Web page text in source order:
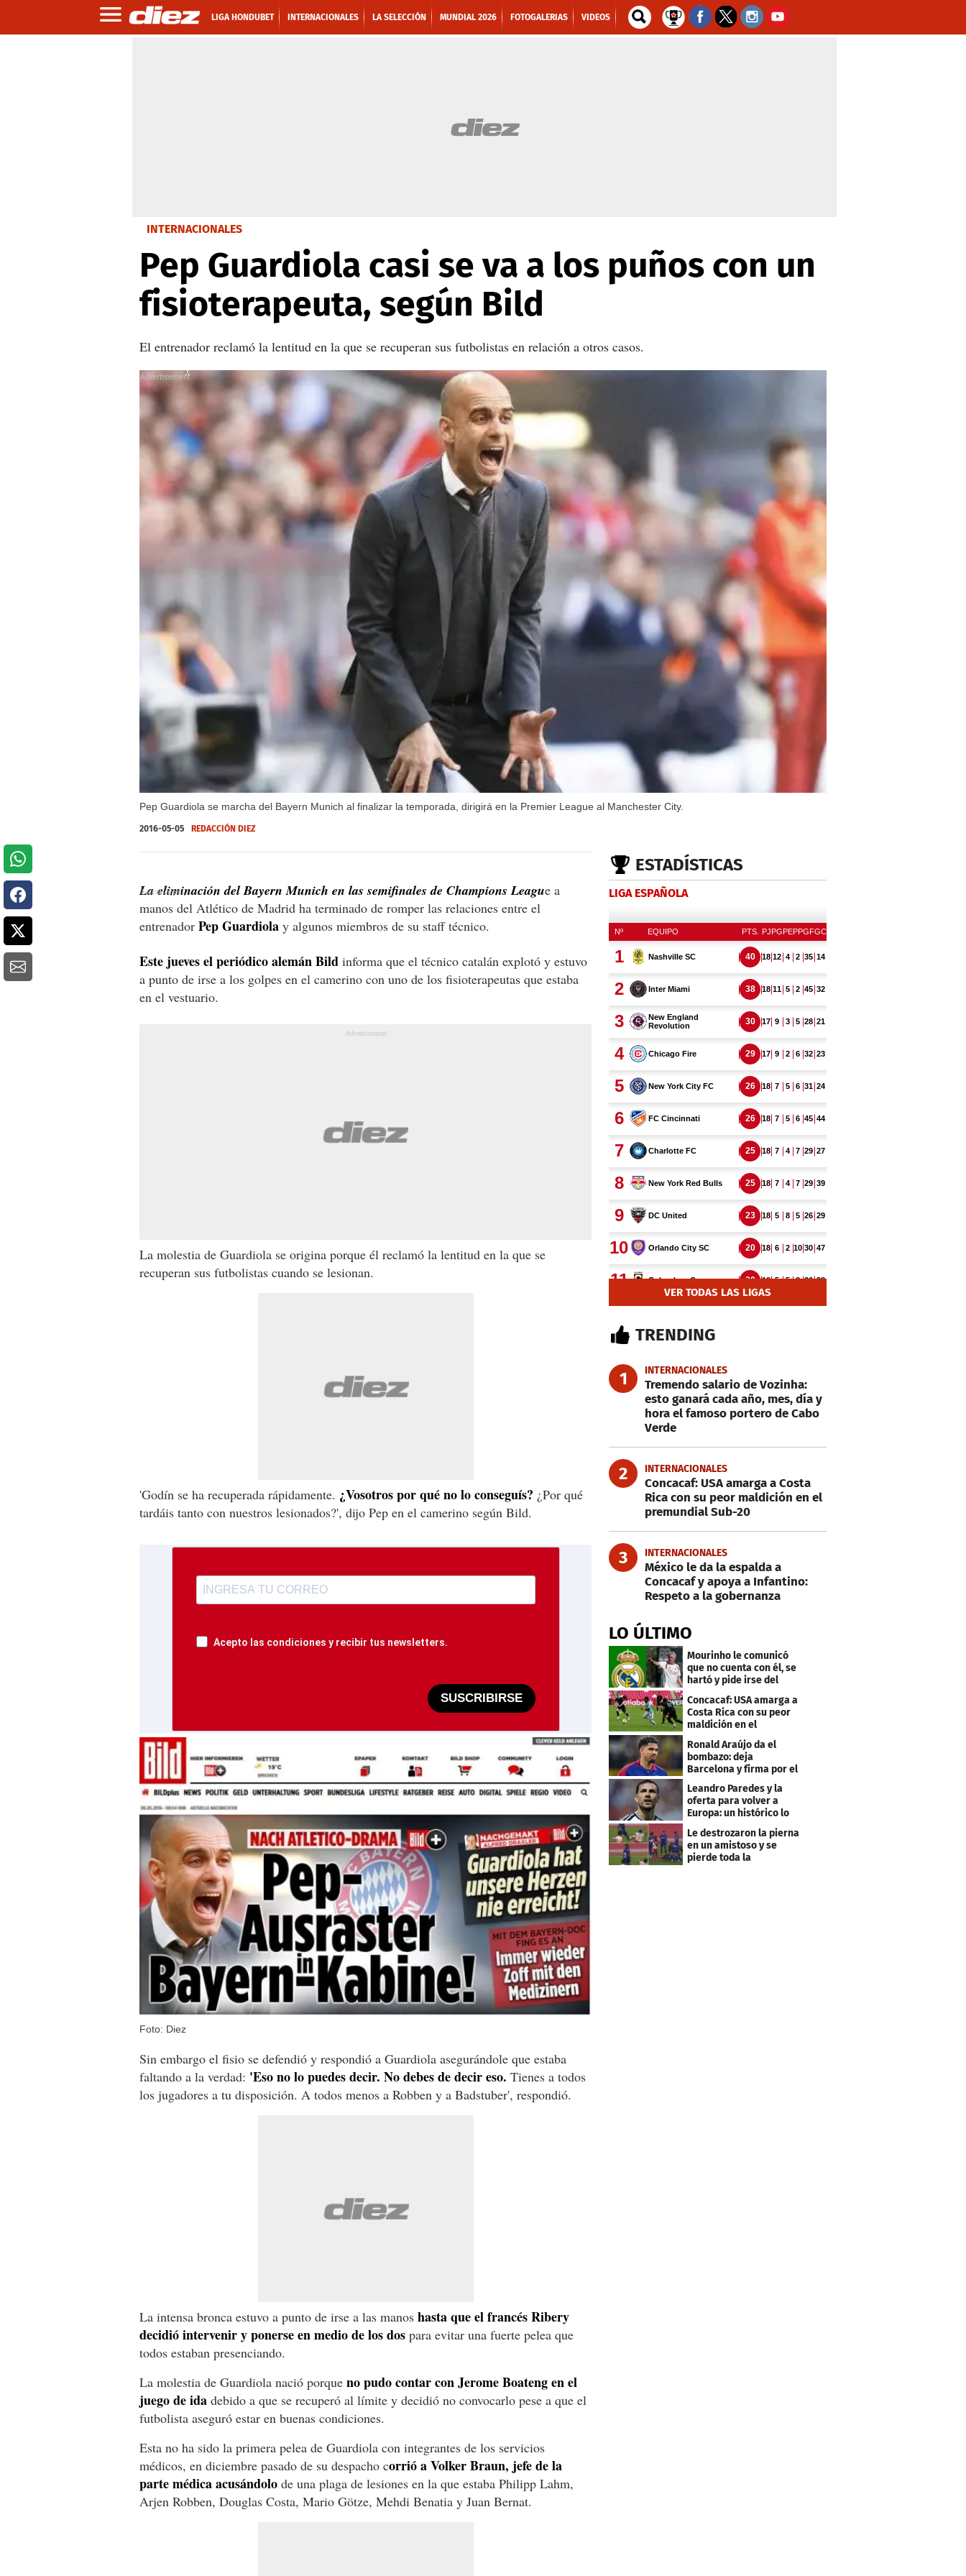
LIGA HONDUBET INTERNACIONALES LA SELECCIÓN MUNDIAL 2026 FOTOGALERIAS VIDEOS
INTERNACIONALES
Pep Guardiola casi se va a los puños con un
fisioterapeuta, según Bild
El entrenador reclamó la lentitud en la que se recuperan sus futbolistas en relación a otros casos.
Pep Guardiola se marcha del Bayern Munich al finalizar la temporada, dirigirá en la Premier League al Manchester City.
X
X
2016-05-05 REDACCIÓN DIEZ
La eliminación del Bayern Munich en las semifinales de Champions League a
manos del Atlético de Madrid ha terminado de romper las relaciones entre el
entrenador Pep Guardiola y algunos miembros de su staff técnico.
Este jueves el periódico alemán Bild informa que el técnico catalán explotó y estuvo
a punto de irse a los golpes en el camerino con uno de los fisioterapeutas que estaba
en el vestuario.
La molestia de Guardiola se origina porque él reclamó la lentitud en la que se
recuperan sus futbolistas cuando se lesionan.
'Godín se ha recuperada rápidamente. ¿Vosotros por qué no lo conseguís? ¿Por qué
tardáis tanto con nuestros lesionados?', dijo Pep en el camerino según Bild.
Acepto las condiciones y recibir tus newsletters.
SUSCRIBIRSE
Foto: Diez
Sin embargo el fisio se defendió y respondió a Guardiola asegurándole que estaba
faltando a la verdad: 'Eso no lo puedes decir. No debes de decir eso. Tienes a todos
los jugadores a tu disposición. A todos menos a Robben y a Badstuber', respondió.
La intensa bronca estuvo a punto de irse a las manos hasta que el francés Ribery
decidió intervenir y ponerse en medio de los dos para evitar una fuerte pelea que
todos estaban presenciando.
La molestia de Guardiola nació porque no pudo contar con Jerome Boateng en el
juego de ida debido a que se recuperó al límite y decidió no convocarlo pese a que el
futbolista aseguró estar en buenas condiciones.
Esta no ha sido la primera pelea de Guardiola con integrantes de los servicios
médicos, en diciembre pasado de su despacho corrió a Volker Braun, jefe de la
parte médica acusándolo de una plaga de lesiones en la que estaba Philipp Lahm,
Arjen Robben, Douglas Costa, Mario Götze, Mehdi Benatia y Juan Bernat.
ESTADÍSTICAS
LIGA ESPAÑOLA
VER TODAS LAS LIGAS
TRENDING
1 INTERNACIONALES
Tremendo salario de Vozinha:
esto ganará cada año, mes, día y
hora el famoso portero de Cabo
Verde
2 INTERNACIONALES
Concacaf: USA amarga a Costa
Rica con su peor maldición en el
premundial Sub-20
3 INTERNACIONALES
México le da la espalda a
Concacaf y apoya a Infantino:
Respeto a la gobernanza
LO ÚLTIMO
Mourinho le comunicó
que no cuenta con él, se
hartó y pide irse del
Concacaf: USA amarga a
Costa Rica con su peor
maldición en el
premundial Sub-20
Ronald Araújo da el
bombazo: deja
Barcelona y firma por el
club menos pensado
Leandro Paredes y la
oferta para volver a
Europa: un histórico lo
Le destrozaron la pierna
en un amistoso y se
pierde toda la